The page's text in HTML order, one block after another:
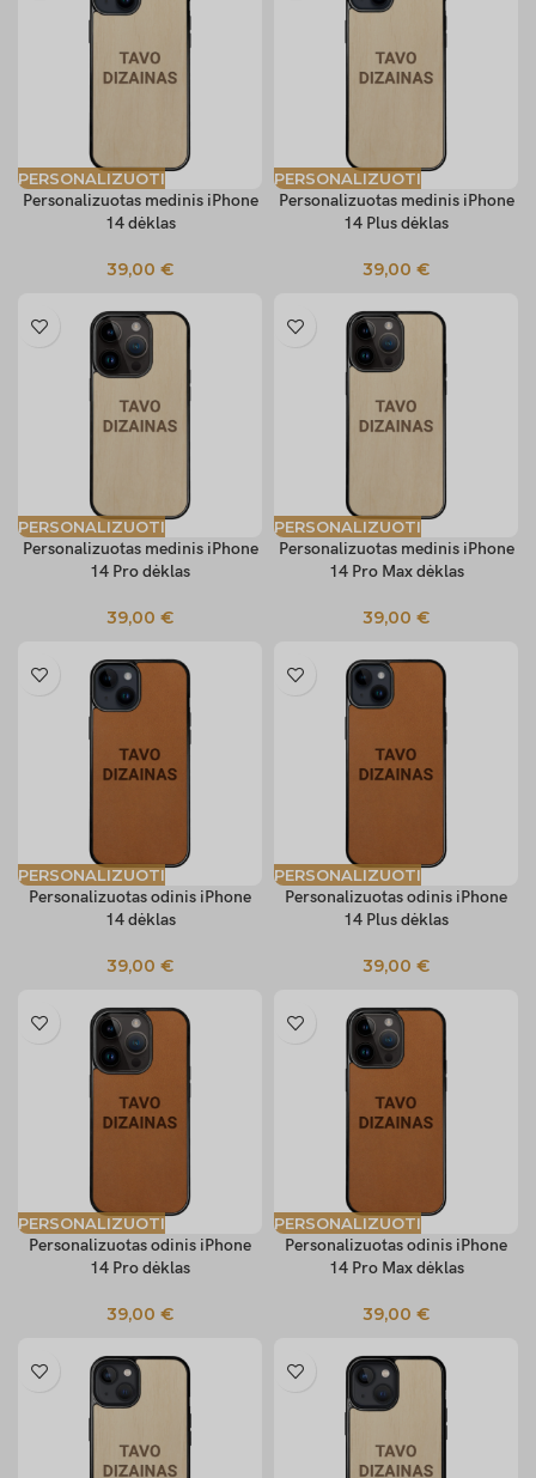
PERSONALIZUOTI
Personalizuotas medinis iPhone
14 dėklas
39,00 €
PERSONALIZUOTI
Personalizuotas medinis iPhone
14 Plus dėklas
39,00 €
PERSONALIZUOTI
Personalizuotas medinis iPhone
14 Pro dėklas
39,00 €
PERSONALIZUOTI
Personalizuotas medinis iPhone
14 Pro Max dėklas
39,00 €
PERSONALIZUOTI
Personalizuotas odinis iPhone
14 dėklas
39,00 €
PERSONALIZUOTI
Personalizuotas odinis iPhone
14 Plus dėklas
39,00 €
PERSONALIZUOTI
Personalizuotas odinis iPhone
14 Pro dėklas
39,00 €
PERSONALIZUOTI
Personalizuotas odinis iPhone
14 Pro Max dėklas
39,00 €